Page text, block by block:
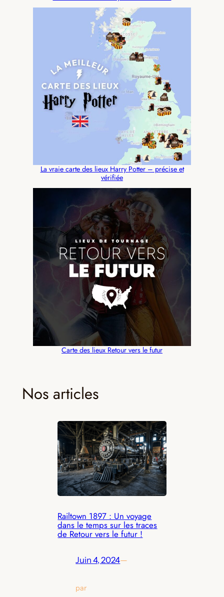
La vraie carte des lieux Harry Potter – précise et
vérifiée
Carte des lieux Retour vers le futur
Nos articles
Railtown 1897 : Un voyage
dans le temps sur les traces
de Retour vers le futur !
Juin 4, 2024—
par